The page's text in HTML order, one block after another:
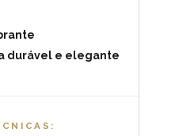
durável e elegante